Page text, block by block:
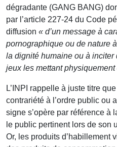
dégradante (GANG BANG)
par l’article 227-24 du Code
diffusion « d’un message à
pornographique ou de nature
la dignité humaine ou à
jeux les mettant physiquement
L’INPI rappelle à juste titre
contrariété à l’ordre public ou
signe s’opère par référence à
le public pertinent lors de son
Or, les produits d’habillement